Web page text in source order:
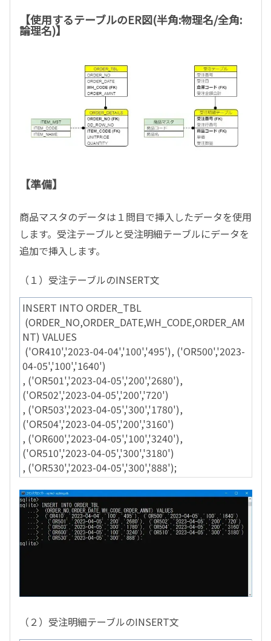
【使用するテーブルのER図(半角:物理名/全角:
論理名)】
【準備】
商品マスタのデータは１問目で挿入したデータを使用
します。受注テーブルと受注明細テーブルにデータを
追加で挿入します。
（１）受注テーブルのINSERT文
INSERT INTO ORDER_TBL
(ORDER_NO,ORDER_DATE,WH_CODE,ORDER_AM
NT) VALUES
('OR410','2023-04-04','100','495'), ('OR500','2023-
04-05','100','1640')
, ('OR501','2023-04-05','200','2680'),
('OR502','2023-04-05','200','720')
, ('OR503','2023-04-05','300','1780'),
('OR504','2023-04-05','200','3160')
, ('OR600','2023-04-05','100','3240'),
('OR510','2023-04-05','300','3180')
, ('OR530','2023-04-05','300','888');
（２）受注明細テーブルのINSERT文